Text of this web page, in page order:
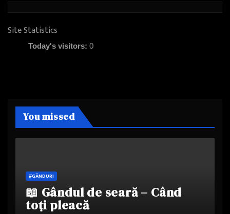
Site Statistics
Today's visitors: 0
You missed
#GÂNDURI
📖 Gândul de seară – Când
toți pleacă